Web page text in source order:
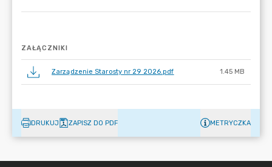
ZAŁĄCZNIKI
Zarządzenie Starosty nr 29 2026.pdf 1.45 MB
DRUKUJ ZAPISZ DO PDF METRYCZKA